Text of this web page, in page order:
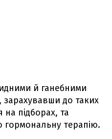
й ганебними
зарахувавши до таких
на підборах, та
терапію.